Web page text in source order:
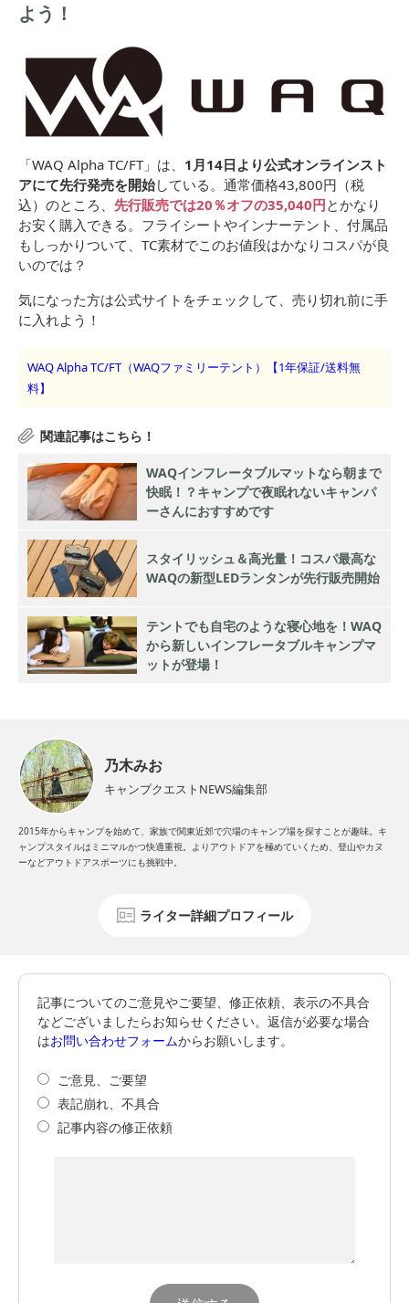
よう！
「WAQ Alpha TC/FT」は、 1月14日より公式オンラインスト
アにて先行発売を開始している。通常価格43,800円（税
込）のところ、 先行販売では20％オフの35,040円とかなり
お安く購入できる。フライシートやインナーテント、付属品
もしっかりついて、TC素材でこのお値段はかなりコスパが良
いのでは？
気になった方は公式サイトをチェックして、売り切れ前に手
に入れよう！
WAQ Alpha TC/FT（WAQファミリーテント）【1年保証/送料無
料】
WAQインフレータブルマットなら朝まで
快眠！？キャンプで夜眠れないキャンパ
ーさんにおすすめです
スタイリッシュ＆高光量！コスパ最高な
WAQの新型LEDランタンが先行販売開始
テントでも自宅のような寝心地を！WAQ
から新しいインフレータブルキャンプマ
ットが登場！
乃木みお
キャンプクエストNEWS編集部
2015年からキャンプを始めて、家族で関東近郊で穴場のキャンプ場を探すことが趣味。キ
ャンプスタイルはミニマルかつ快適重視。よりアウトドアを極めていくため、登山やカヌ
ーなどアウトドアスポーツにも挑戦中。
ライター詳細プロフィール
記事についてのご意見やご要望、修正依頼、表示の不具合
などございましたらお知らせください。返信が必要な場合
はお問い合わせフォームからお願いします。
ご意見、ご要望
表記崩れ、不具合
記事内容の修正依頼